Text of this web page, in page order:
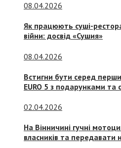
08.04.2026
Як працюють суші-
війни: досвід «Сушия»
08.04.2026
Встигни бути серед
EURO 5 з подарунками та
02.04.2026
На Вінничині гучні
власників та передавати